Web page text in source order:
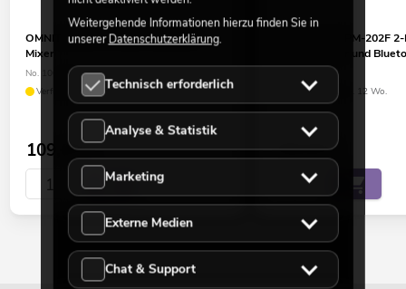
OMNITRONIC PM-222 2-Kanal-DJ-
Mixer
No. 10006819
Verfügbar in ca. 12 Wo.
109,00€
OMNITRONIC PM-202F
Mixer mit Filter und
Bestand reicht ca. 12 Wo.
159,00€
Weitergehende Informationen hierzu finden Sie in
unsererDatenschutzerklärung.
Technisch erforderlich
Analyse & Statistik
Marketing
Externe Medien
Chat & Support